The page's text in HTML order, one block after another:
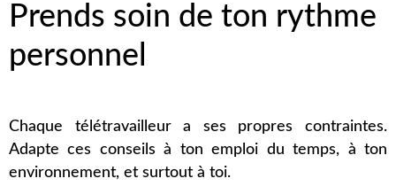
Prends soin de ton rythme
personnel
Chaque télétravailleur a ses propres contraintes.
Adapte ces conseils à ton emploi du temps, à ton
environnement, et surtout à toi.